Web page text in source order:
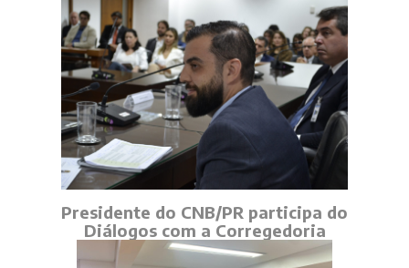
Presidente do CNB/PR participa do
Diálogos com a Corregedoria